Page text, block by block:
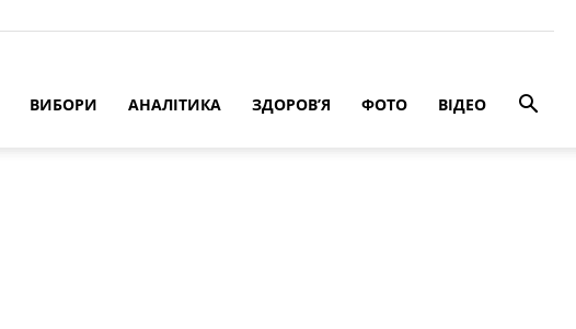
ВИБОРИ АНАЛІТИКА ЗДОРОВ’Я ФОТО ВІДЕО